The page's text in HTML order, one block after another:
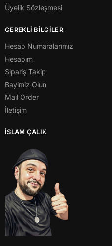
Üyelik Sözleşmesi
GEREKLİ BİLGİLER
Hesap Numaralarımız
Hesabım
Sipariş Takip
Bayimiz Olun
Mail Order
İletişim
İSLAM ÇALIK